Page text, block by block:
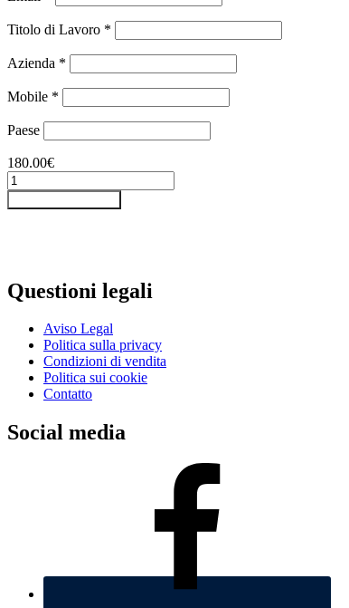
Titolo di Lavoro *
Azienda *
Mobile *
Paese
180.00€
ENTRADA
VIRTUAL
ENERGYEAR
2026
Questioni legali
Aviso Legal
Politica sulla privacy
Condizioni di vendita
Politica sui cookie
Contatto
Social media